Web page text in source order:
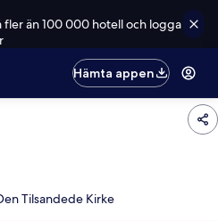
fler än 100 000 hotell och logga
Hämta appen
Tilsandede Kirke